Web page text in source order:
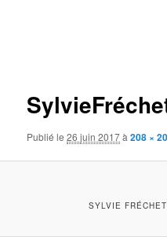
Publié le26 juin 2017à208 ×
SYLVIE